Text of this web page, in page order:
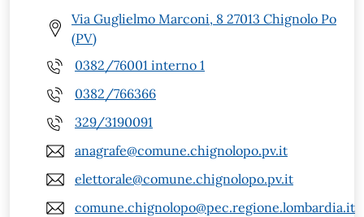
Via Guglielmo Marconi, 8 27013 Chignolo Po
(PV)
0382/76001 interno 1
0382/766366
329/3190091
anagrafe@comune.chignolopo.pv.it
elettorale@comune.chignolopo.pv.it
comune.chignolopo@pec.regione.lombardia.it